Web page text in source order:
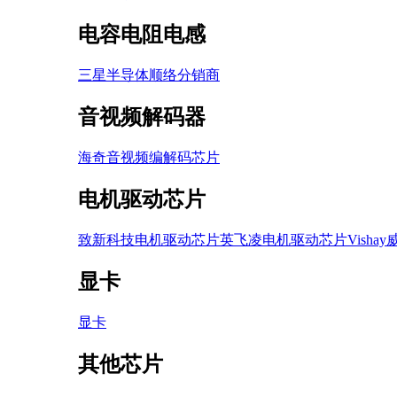
电容电阻电感
三星半导体顺络分销商
音视频解码器
海奇音视频编解码芯片
电机驱动芯片
致新科技电机驱动芯片英飞凌电机驱动芯片Vishay
显卡
显卡
其他芯片